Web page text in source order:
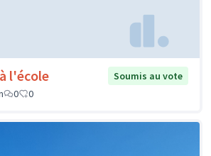
l'école
Soumis au vote
0 0